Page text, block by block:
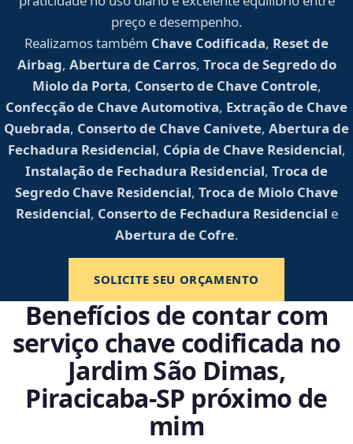
preço e desempenho.
Realizamos também Chave Codificada, Reset de
Airbag, Abertura de Carros, Troca de Segredo do
Miolo da Porta, Conserto de Chave Controle,
Confecção de Chave Automotiva, Extração de Chave
Quebrada, Conserto de Chave Canivete, Abertura de
Fechadura Residencial, Cópia de Chave Residencial,
Instalação de Fechadura Residencial, Troca de
Segredo Chave Residencial, Troca de Miolo Chave
Residencial, Conserto de Fechadura Residencial e
Abertura de Cofre.
SOLICITE SEU ORÇAMENTO
Benefícios de contar com
serviço chave codificada no
Jardim São Dimas,
Piracicaba‑SP próximo de
mim